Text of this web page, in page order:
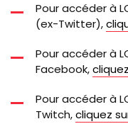
Pour accéder à
(ex-Twitter),
Pour accéder à
Facebook,
Pour accéder à
Twitch,cliquez